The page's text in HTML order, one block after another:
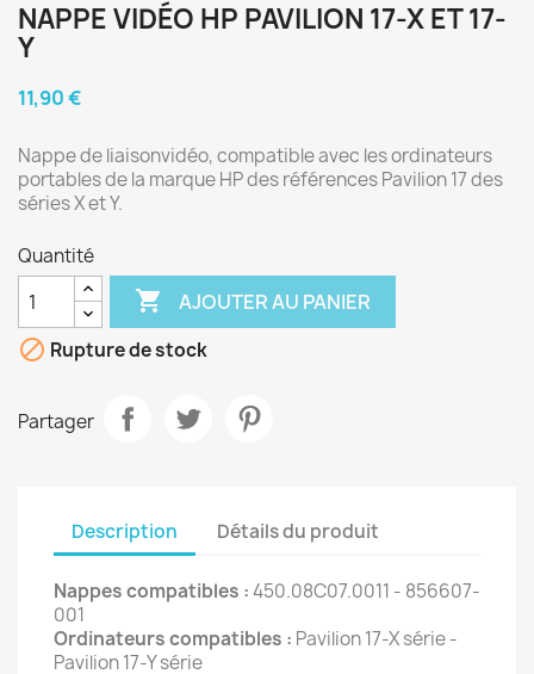
NAPPE VIDÉO HP PAVILION 17-X ET 17-
Y
11,90 €
Nappe de liaisonvidéo, compatible avec les ordinateurs
portables de la marque HP des références Pavilion 17 des
séries X et Y.
Quantité
 AJOUTER AU PANIER
 Rupture de stock
Partager
Description Détails du produit
Nappes compatibles :450.08C07.0011 - 856607-
001
Ordinateurs compatibles : Pavilion 17-X série -
Pavilion 17-Y série